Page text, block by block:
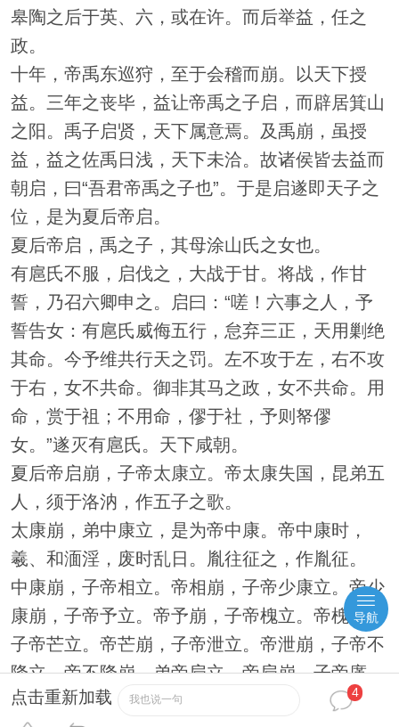
皋陶之后于英、六，或在许。而后举益，任之
政。
十年，帝禹东巡狩，至于会稽而崩。以天下授
益。三年之丧毕，益让帝禹之子启，而辟居箕山
之阳。禹子启贤，天下属意焉。及禹崩，虽授
益，益之佐禹日浅，天下未洽。故诸侯皆去益而
朝启，曰“吾君帝禹之子也”。于是启遂即天子之
位，是为夏后帝启。
夏后帝启，禹之子，其母涂山氏之女也。
有扈氏不服，启伐之，大战于甘。将战，作甘
誓，乃召六卿申之。启曰：“嗟！六事之人，予
誓告女：有扈氏威侮五行，怠弃三正，天用剿绝
其命。今予维共行天之罚。左不攻于左，右不攻
于右，女不共命。御非其马之政，女不共命。用
命，赏于祖；不用命，僇于社，予则帑僇
女。”遂灭有扈氏。天下咸朝。
夏后帝启崩，子帝太康立。帝太康失国，昆弟五
人，须于洛汭，作五子之歌。
太康崩，弟中康立，是为帝中康。帝中康时，
羲、和湎淫，废时乱日。胤往征之，作胤征。
中康崩，子帝相立。帝相崩，子帝少康立。帝少
康崩，子帝予立。帝予崩，子帝槐立。帝槐崩，
子帝芒立。帝芒崩，子帝泄立。帝泄崩，子帝不
降立。帝不降崩，弟帝扃立。帝扃崩，子帝廑
立。帝廑崩，立帝不降之子孔甲，是为帝孔甲。
点击重新加载 我也说一句
4
导航